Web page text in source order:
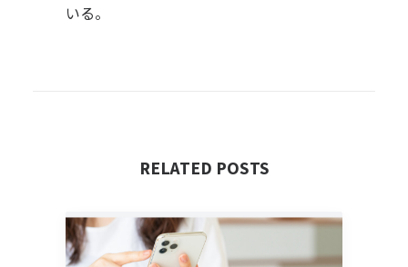
いる。
RELATED POSTS